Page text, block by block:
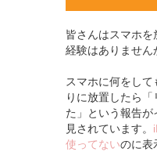
皆さんはスマホを
経験はありません
スマホに何をし
りに放置したら
た」という報告
見されています。
使ってないのに表